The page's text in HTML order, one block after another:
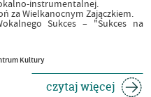
instrumentalnej.
za Wielkanocnym Zajączkiem.
Sukces – "Sukces na
Kultury
czytaj więcej